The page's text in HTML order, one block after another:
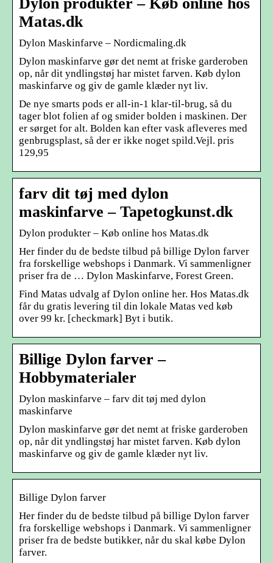
Matas.dk
Dylon Maskinfarve – Nordicmaling.dk
Dylon maskinfarve gør det nemt at friske garderoben
op, når dit yndlingstøj har mistet farven. Køb dylon
maskinfarve og giv de gamle klæder nyt liv.
De nye smarts pods er all-in-1 klar-til-brug, så du
tager blot folien af og smider bolden i maskinen. Der
er sørget for alt. Bolden kan efter vask afleveres med
genbrugsplast, så der er ikke noget spild.Vejl. pris
129,95
farv dit tøj med dylon
maskinfarve – Tapetogkunst.dk
Dylon produkter – Køb online hos Matas.dk
Her finder du de bedste tilbud på billige Dylon farver
fra forskellige webshops i Danmark. Vi sammenligner
priser fra de … Dylon Maskinfarve, Forest Green.
Find Matas udvalg af Dylon online her. Hos Matas.dk
får du gratis levering til din lokale Matas ved køb
over 99 kr. [checkmark] Byt i butik.
Billige Dylon farver –
Hobbymaterialer
Dylon maskinfarve – farv dit tøj med dylon
maskinfarve
Dylon maskinfarve gør det nemt at friske garderoben
op, når dit yndlingstøj har mistet farven. Køb dylon
maskinfarve og giv de gamle klæder nyt liv.
Billige Dylon farver
Her finder du de bedste tilbud på billige Dylon farver
fra forskellige webshops i Danmark. Vi sammenligner
priser fra de bedste butikker, når du skal købe Dylon
farver.